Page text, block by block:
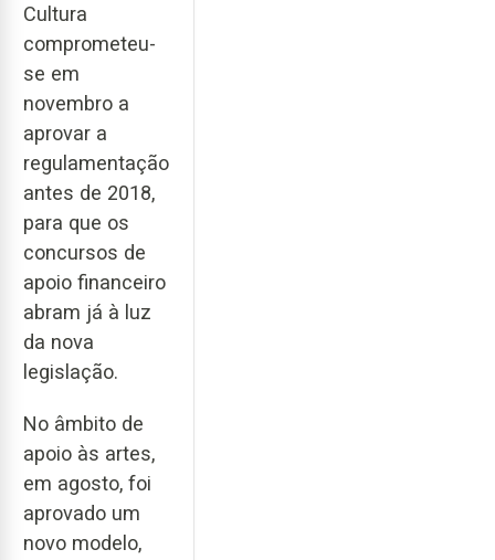
Cultura
comprometeu-
se em
novembro a
aprovar a
regulamentação
antes de 2018,
para que os
concursos de
apoio financeiro
abram já à luz
da nova
legislação.
No âmbito de
apoio às artes,
em agosto, foi
aprovado um
novo modelo,